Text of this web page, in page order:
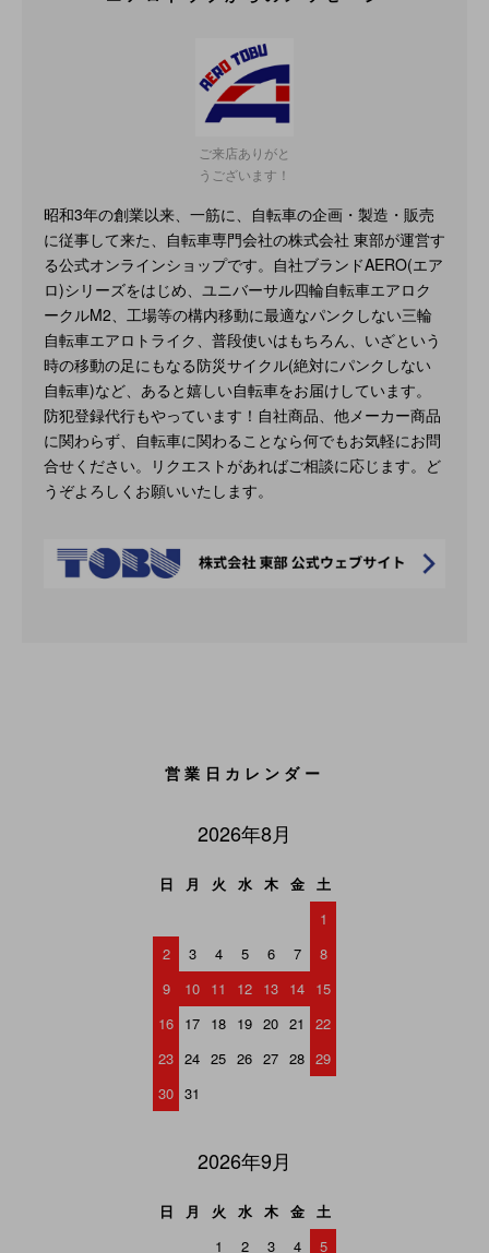
ご来店ありがと
うございます！
昭和3年の創業以来、一筋に、自転車の企画・製造・販売
に従事して来た、自転車専門会社の株式会社 東部が運営す
る公式オンラインショップです。自社ブランドAERO(エア
ロ)シリーズをはじめ、ユニバーサル四輪自転車エアロク
ークルM2、工場等の構内移動に最適なパンクしない三輪
自転車エアロトライク、普段使いはもちろん、いざという
時の移動の足にもなる防災サイクル(絶対にパンクしない
自転車)など、あると嬉しい自転車をお届けしています。
防犯登録代行もやっています！自社商品、他メーカー商品
に関わらず、自転車に関わることなら何でもお気軽にお問
合せください。リクエストがあればご相談に応じます。ど
うぞよろしくお願いいたします。
営業日カレンダー
2026年8月
日 月 火 水 木 金
土
1
2
3 4 5 6 7
8
9
10 11 12 13 14 15
16 17 18 19 20 21
22
23 24 25 26 27 28 29
30 31
2026年9月
日 月 火 水 木 金
土
1
2 3 4
5